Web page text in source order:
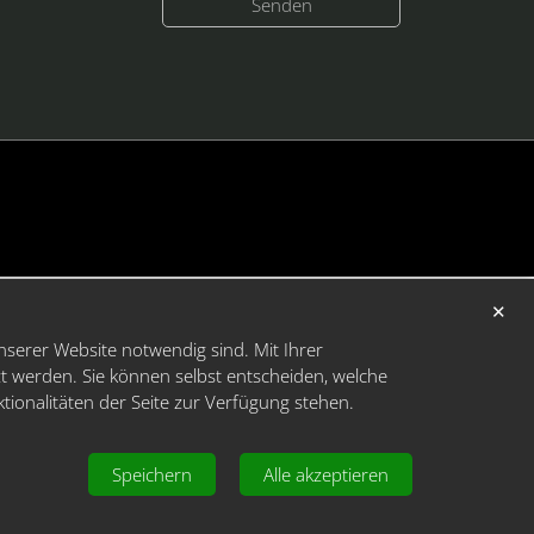
Website notwendig sind. Mit Ihrer
Sie können selbst entscheiden, welche
der Seite zur Verfügung stehen.
Speichern Alle akzeptieren
✕